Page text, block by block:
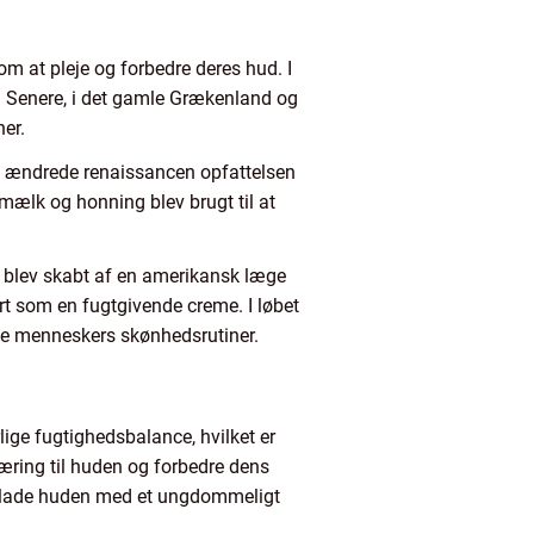
at pleje og forbedre deres hud. I
i det gamle Grækenland og
renaissancen opfattelsen
og honning blev brugt til at
skabt af en amerikansk læge
som en fugtgivende creme. I løbet
skønhedsrutiner.
fugtighedsbalance, hvilket er
til huden og forbedre dens
huden med et ungdommeligt